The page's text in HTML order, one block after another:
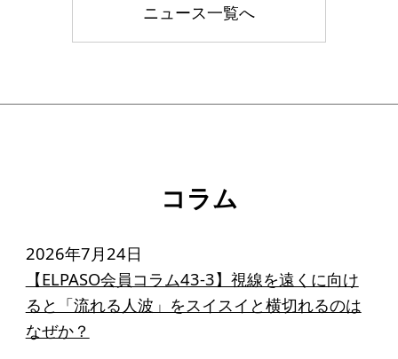
ニュース一覧へ
コラム
2026年7月24日
【ELPASO会員コラム43-3】視線を遠くに向け
ると「流れる人波」をスイスイと横切れるのは
なぜか？